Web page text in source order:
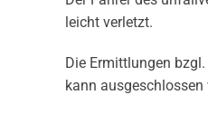
leicht verletzt.
Die Ermittlungen
kann ausgeschlossen